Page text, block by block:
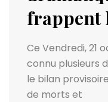
frappent
Ce Vendredi, 21
connu plusieurs
le bilan
de morts et